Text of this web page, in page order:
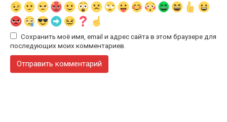
Сохранить моё имя, email и адрес сайта в этом браузере для
последующих моих комментариев.